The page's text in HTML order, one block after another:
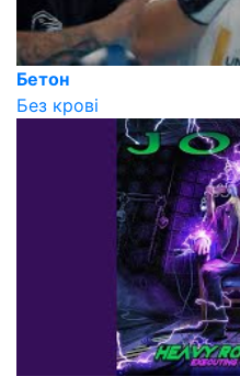
Бетон
Без крові